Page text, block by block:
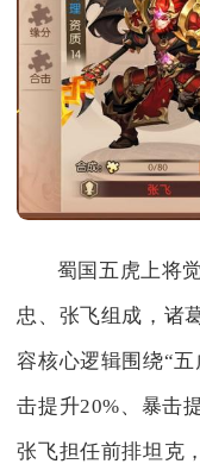
蜀国五虎上将
忠、张飞组成，诸
容核心逻辑围绕“
击提升20%、暴击
张飞担任前排坦克